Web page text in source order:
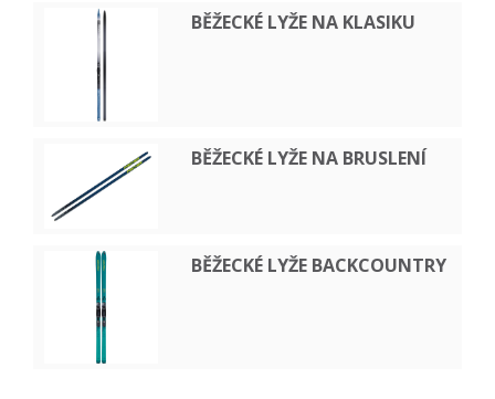
BĚŽECKÉ LYŽE NA KLASIKU
BĚŽECKÉ LYŽE NA BRUSLENÍ
BĚŽECKÉ LYŽE BACKCOUNTRY